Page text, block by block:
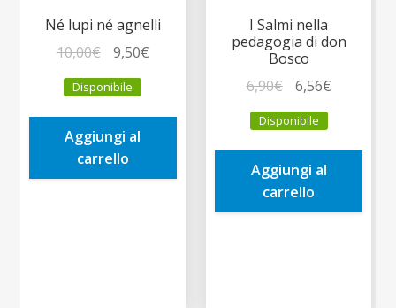
Né lupi né agnelli
10,00€
prezzo
originale
era:
10,00€.
9,50€Il
è:
Disponibile
Aggiungi al
carrello
I Salmi nella
pedagogia di don
Bosco
6,90€
prezzo
originale
era:
6,90€.
6,56€Il
è:
Disponibile
Aggiungi al
carrello